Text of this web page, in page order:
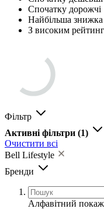
Спочатку дорожчі
Найбільша знижка
З високим
Фільтр
Активні фільтри (1)
Очистити всі
Bell Lifestyle
Бренди
Алфавітний